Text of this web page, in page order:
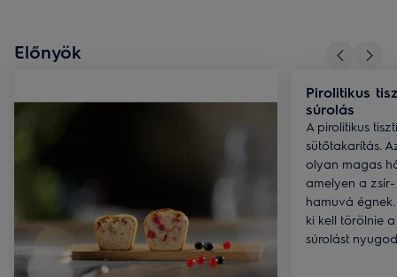
Előnyök
Pirolitikus
súrolás
A pirolitikus
sütőtakarítás.
olyan magas
amelyen a
hamuvá
ki kell törölnie
súrolást